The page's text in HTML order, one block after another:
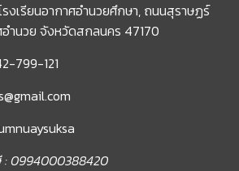
งเรียนอากาศอำนวยศึกษา, ถนนสุราษฏร์
ำนวย จังหวัดสกลนคร 47170
799-121
: 0994000388420